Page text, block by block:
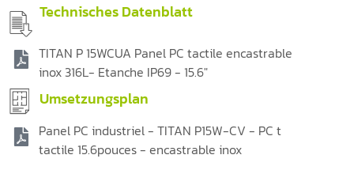
Technisches Datenblatt
TITAN P 15WCUA Panel PC tactile encastrable
inox 316L- Etanche IP69 - 15.6"
Umsetzungsplan
Panel PC industriel - TITAN P15W-CV - PC t
tactile 15.6pouces - encastrable inox